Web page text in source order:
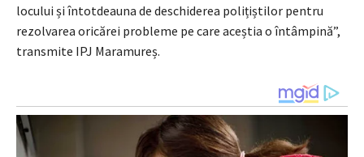
locului și întotdeauna de deschiderea polițiștilor pentru
rezolvarea oricărei probleme pe care aceștia o întâmpină”,
transmite IPJ Maramureș.